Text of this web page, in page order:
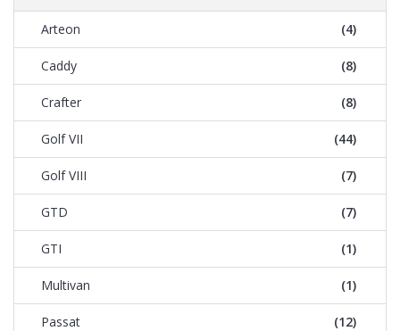
Arteon (4)
Caddy (8)
Crafter (8)
Golf VII (44)
Golf VIII (7)
GTD (7)
GTI (1)
Multivan (1)
Passat (12)